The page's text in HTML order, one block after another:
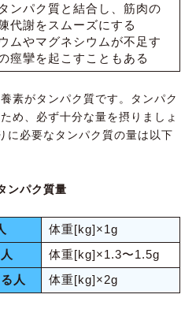
ンパク質と結合し、筋肉の
代謝をスムーズにする
ムやマグネシウムが不足す
痙攣を起こすこともある
素がタンパク質です。タンパク
め、必ず十分な量を摂りましょ
に必要なタンパク質の量は以下
ンパク質量
体重[kg]×1g
体重[kg]×1.3〜1.5g
人
体重[kg]×2g